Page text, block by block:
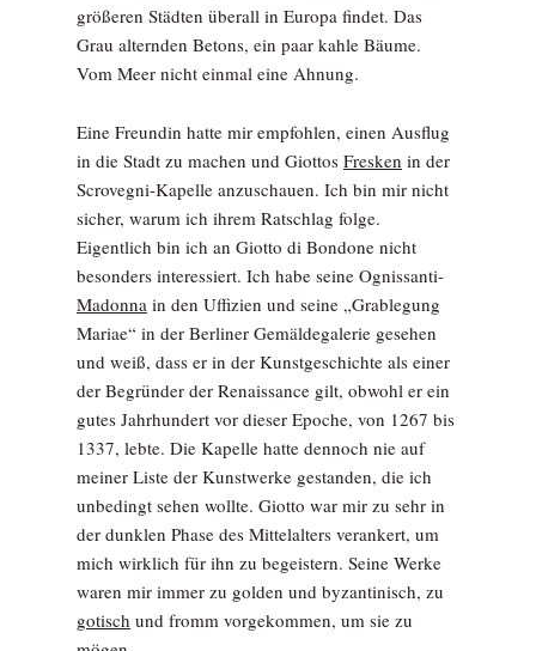
größeren Städten überall in Europa findet. Das
Grau alternden Betons, ein paar kahle Bäume.
Vom Meer nicht einmal eine Ahnung.
Eine Freundin hatte mir empfohlen, einen Ausflug
in die Stadt zu machen und Giottos Fresken in der
Scrovegni-Kapelle anzuschauen. Ich bin mir nicht
sicher, warum ich ihrem Ratschlag folge.
Eigentlich bin ich an Giotto di Bondone nicht
besonders interessiert. Ich habe seine Ognissanti-
Madonna in den Uffizien und seine „Grablegung
Mariae“ in der Berliner Gemäldegalerie gesehen
und weiß, dass er in der Kunstgeschichte als einer
der Begründer der Renaissance gilt, obwohl er ein
gutes Jahrhundert vor dieser Epoche, von 1267 bis
1337, lebte. Die Kapelle hatte dennoch nie auf
meiner Liste der Kunstwerke gestanden, die ich
unbedingt sehen wollte. Giotto war mir zu sehr in
der dunklen Phase des Mittelalters verankert, um
mich wirklich für ihn zu begeistern. Seine Werke
waren mir immer zu golden und byzantinisch, zu
gotisch und fromm vorgekommen, um sie zu